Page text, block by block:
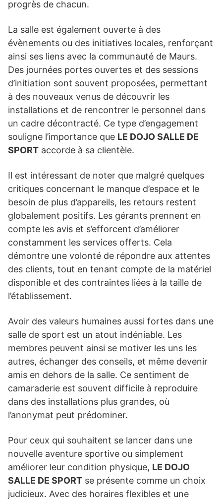
progrès de chacun.
La salle est également ouverte à des
évènements ou des initiatives locales, renforçant
ainsi ses liens avec la communauté de Maurs.
Des journées portes ouvertes et des sessions
d’initiation sont souvent proposées, permettant
à des nouveaux venus de découvrir les
installations et de rencontrer le personnel dans
un cadre décontracté. Ce type d’engagement
souligne l’importance que LE DOJO SALLE DE
SPORT accorde à sa clientèle.
Il est intéressant de noter que malgré quelques
critiques concernant le manque d’espace et le
besoin de plus d’appareils, les retours restent
globalement positifs. Les gérants prennent en
compte les avis et s’efforcent d’améliorer
constamment les services offerts. Cela
démontre une volonté de répondre aux attentes
des clients, tout en tenant compte de la matériel
disponible et des contraintes liées à la taille de
l’établissement.
Avoir des valeurs humaines aussi fortes dans une
salle de sport est un atout indéniable. Les
membres peuvent ainsi se motiver les uns les
autres, échanger des conseils, et même devenir
amis en dehors de la salle. Ce sentiment de
camaraderie est souvent difficile à reproduire
dans des installations plus grandes, où
l’anonymat peut prédominer.
Pour ceux qui souhaitent se lancer dans une
nouvelle aventure sportive ou simplement
améliorer leur condition physique, LE DOJO
SALLE DE SPORT se présente comme un choix
judicieux. Avec des horaires flexibles et une